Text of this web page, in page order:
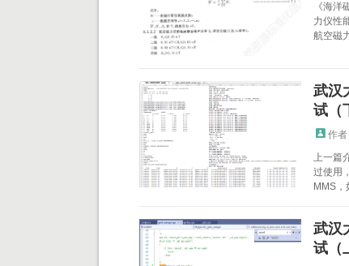
《海
力仪性
航空磁
武汉
试（
作者
上一篇
过使用
MMS
武汉
试（